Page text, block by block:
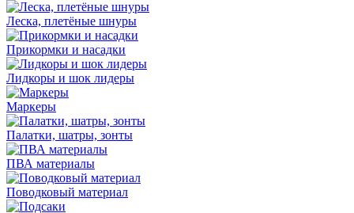
Леска, плетёные шнуры
Прикормки и насадки
Лидкоры и шок лидеры
Маркеры
Палатки, шатры, зонты
ПВА материалы
Поводковый материал